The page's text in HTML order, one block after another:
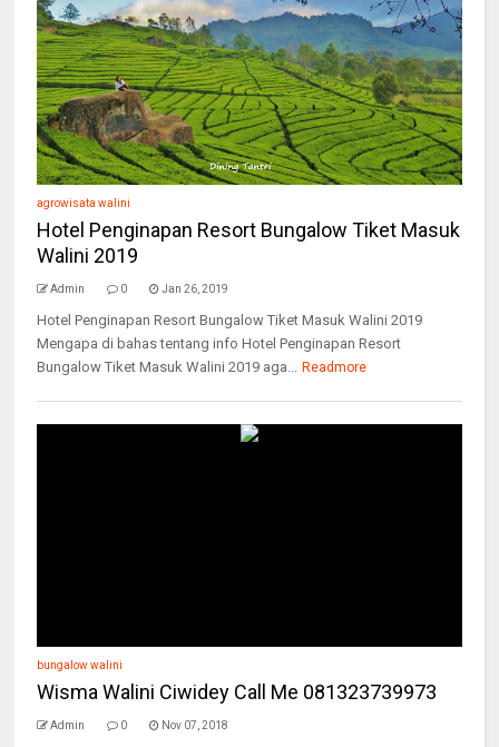
agrowisata walini
Hotel Penginapan Resort Bungalow Tiket Masuk
Walini 2019
Admin 0 Jan 26, 2019
Hotel Penginapan Resort Bungalow Tiket Masuk Walini 2019
Mengapa di bahas tentang info Hotel Penginapan Resort
Bungalow Tiket Masuk Walini 2019 aga... Readmore
bungalow walini
Wisma Walini Ciwidey Call Me 081323739973
Admin 0 Nov 07, 2018